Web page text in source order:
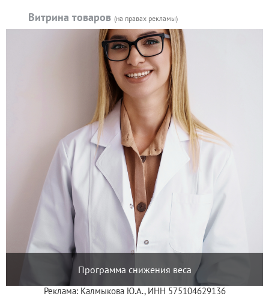
Витрина товаров (на правах рекламы)
Программа снижения веса
Реклама: Калмыкова Ю.А., ИНН 575104629136